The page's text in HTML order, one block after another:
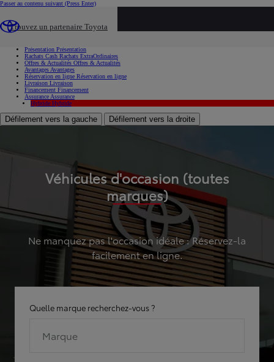
Passer au contenu suivant (Press Enter)
Trouvez un partenaire Toyota
Présentation Présentation
Rachats Cash Rachats ExtraOrdinaires
Offres & Actualités Offres & Actualités
Avantages Avantages
Réservation en ligne Réservation en ligne
Livraison Livraison
Financement Financement
Assurance Assurance
Hybride Hybride
Défilement vers la gauche Défilement vers la droite
Véhicules d'occasion (toutes
marques)
Ne manquez pas l'occasion idéale : Réservez-la
facilement en ligne.
Quelle marque recherchez-vous ?
Marque